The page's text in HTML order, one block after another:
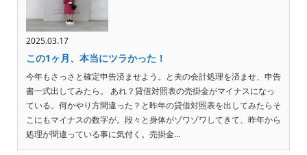
2025.03.17
この1ヶ月、本当にツラかった！
今年もさっさと確定申告済ませよう。と夫の会計処理を済ませ、申告
書一式出してみたら。 あれ？貸借対照表の売掛金がマイナスになっ
ている。何かやり方間違った？と昨年の貸借対照表を出してみたらそ
こにもマイナスの数字が。段々と身体がゾワゾワしてきて、昨年から
処理が間違っている事に気付く。売掛金...